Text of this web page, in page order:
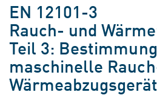
EN 12101-3
Rauch- und
Teil 3:
maschinelle